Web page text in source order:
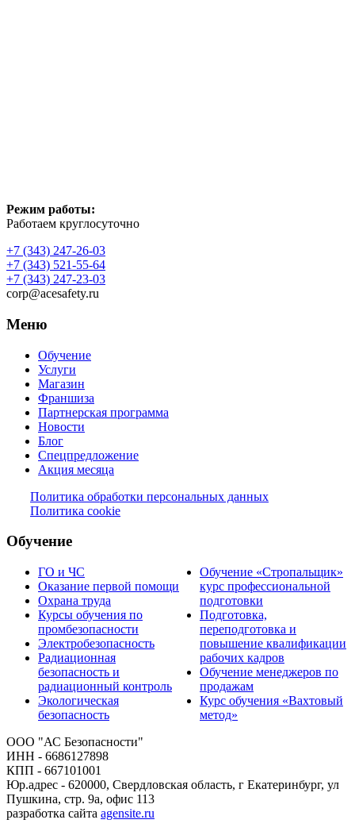
Режим работы:
Работаем круглосуточно
+7 (343) 247-26-03
+7 (343) 521-55-64
+7 (343) 247-23-03
corp@acesafety.ru
Меню
Обучение
Услуги
Магазин
Франшиза
Партнерская программа
Новости
Блог
Спецпредложение
Акция месяца
Политика обработки персональных данных
Политика cookie
Обучение
ГО и ЧС
Оказание первой помощи
Охрана труда
Курсы обучения по
промбезопасности
Электробезопасность
Радиационная
безопасность и
радиационный контроль
Экологическая
безопасность
Обучение «Стропальщик»
курс профессиональной
подготовки
Подготовка,
переподготовка и
повышение квалификации
рабочих кадров
Обучение менеджеров по
продажам
Курс обучения «Вахтовый
метод»
ООО "АС Безопасности"
ИНН - 6686127898
КПП - 667101001
Юр.адрес - 620000, Свердловская область, г Екатеринбург, ул
Пушкина, стр. 9а, офис 113
разработка сайта agensite.ru